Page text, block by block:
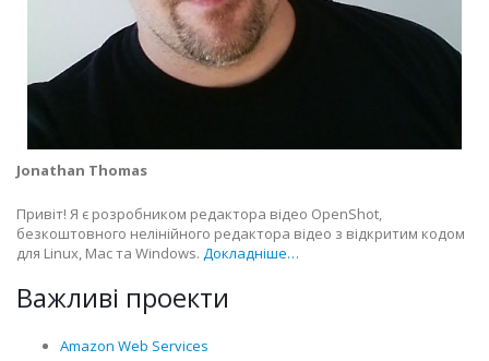
Jonathan Thomas
Привіт! Я є розробником редактора відео OpenShot,
безкоштовного нелінійного редактора відео з відкритим кодом
для Linux, Mac та Windows. Докладніше…
Важливі проекти
Amazon Web Services